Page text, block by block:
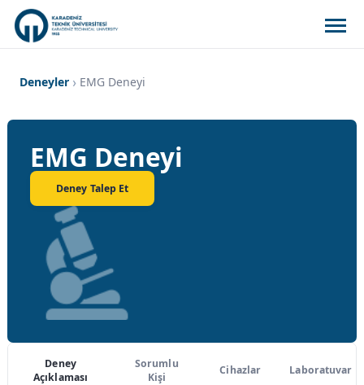
Deneyler EMG Deneyi
EMG Deneyi
Deney Talep Et
Deney
Açıklaması
Sorumlu
Kişi
Cihazlar Laboratuvar